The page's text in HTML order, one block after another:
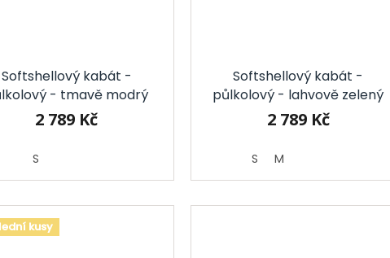
Softshellový kabát -
- tmavě modrý
2 789 Kč
S
Softshellový kabát -
půlkolový - lahvově zelený
2 789 Kč
S M
kusy